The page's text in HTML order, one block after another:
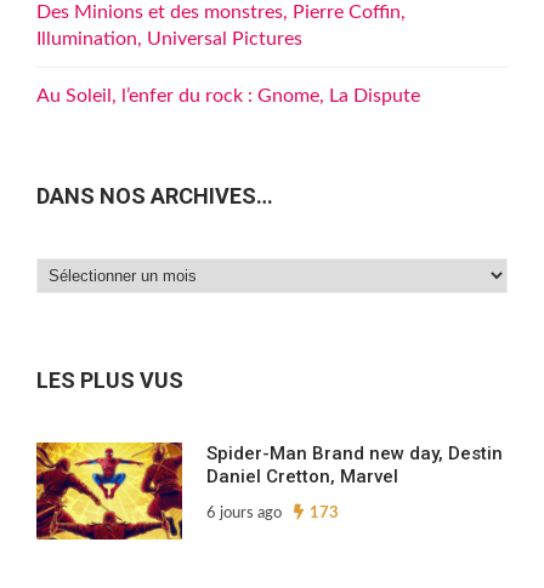
Des Minions et des monstres, Pierre Coffin,
Illumination, Universal Pictures
Au Soleil, l’enfer du rock : Gnome, La Dispute
DANS NOS ARCHIVES…
Dans
LES PLUS VUS
Spider-Man Brand new day, Destin
Daniel Cretton, Marvel
6 jours ago 173